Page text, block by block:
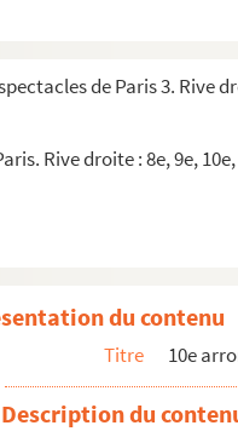
de Paris 3. Rive
Rive droite : 8e, 9e,
du contenu
Titre 10e
Description du